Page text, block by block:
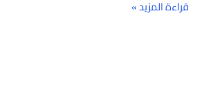
قراءة المزيد »